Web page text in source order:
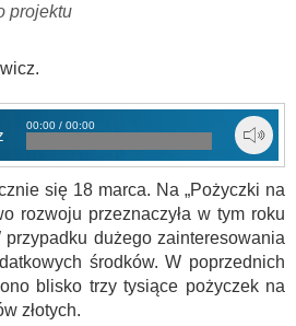
projektu
00:00 / 00:00
się 18 marca. Na „Pożyczki na
rozwoju przeznaczyła w tym roku
przypadku dużego zainteresowania
środków. W poprzednich
blisko trzy tysiące pożyczek na
złotych.